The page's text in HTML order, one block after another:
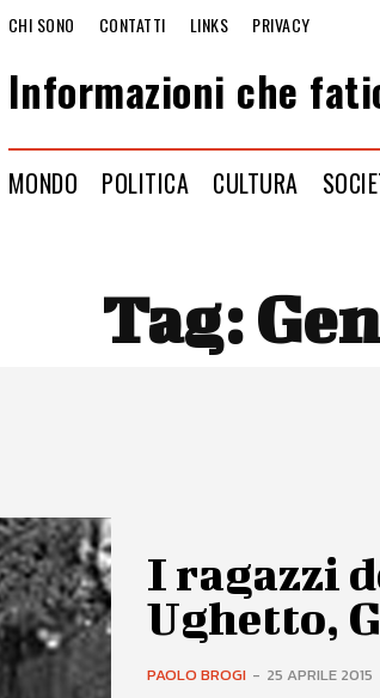
CHI SONO CONTATTI LINKS PRIVACY
Informazioni che
MONDO POLITICA CULTURA
Tag:
I ragazzi
Ughetto,
PAOLO BROGI - 25 APRILE 2015